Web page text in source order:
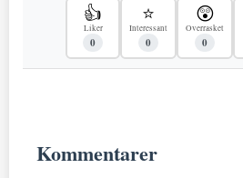
👍
Liker
0
⭐
Interessant
0
😲
Overrasket
0
Kommentarer